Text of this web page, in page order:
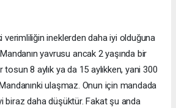
verimliliğin ineklerden daha iyi olduğuna
yavrusu ancak 2 yaşında bir
8 aylık ya da 15 aylıkken, yani 300
ulaşmaz. Onun için mandada
biraz daha düşüktür. Fakat şu anda